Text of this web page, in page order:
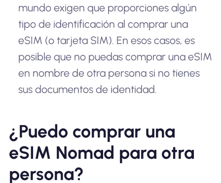
mundo exigen que proporciones algún
tipo de identificación al comprar una
eSIM (o tarjeta SIM). En esos casos, es
posible que no puedas comprar una eSIM
en nombre de otra persona si no tienes
sus documentos de identidad.
¿Puedo comprar una
eSIM Nomad para otra
persona?